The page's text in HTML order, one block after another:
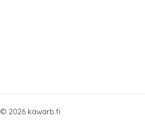
© 2026 kawarb.fi